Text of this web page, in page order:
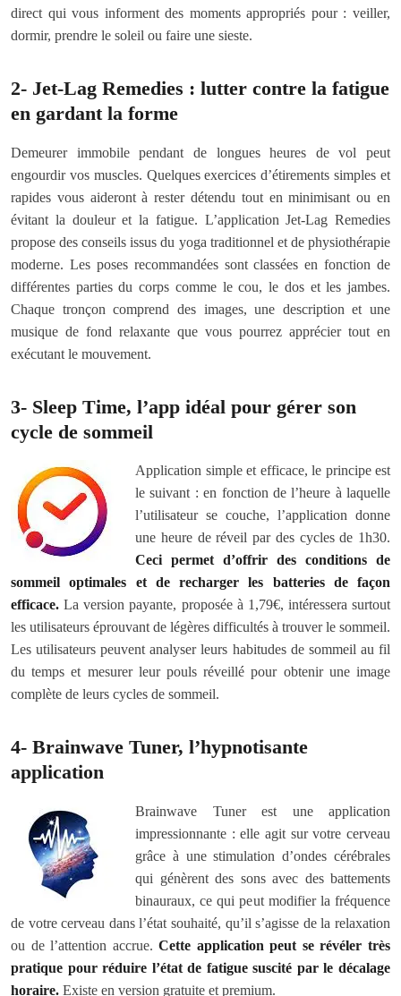
direct qui vous informent des moments appropriés pour : veiller,
dormir, prendre le soleil ou faire une sieste.
2- Jet-Lag Remedies : lutter contre la fatigue
en gardant la forme
Demeurer immobile pendant de longues heures de vol peut
engourdir vos muscles. Quelques exercices d’étirements simples et
rapides vous aideront à rester détendu tout en minimisant ou en
évitant la douleur et la fatigue. L’application Jet-Lag Remedies
propose des conseils issus du yoga traditionnel et de physiothérapie
moderne. Les poses recommandées sont classées en fonction de
différentes parties du corps comme le cou, le dos et les jambes.
Chaque tronçon comprend des images, une description et une
musique de fond relaxante que vous pourrez apprécier tout en
exécutant le mouvement.
3- Sleep Time, l’app idéal pour gérer son
cycle de sommeil
Application simple et efficace, le principe est
le suivant : en fonction de l’heure à laquelle
l’utilisateur se couche, l’application donne
une heure de réveil par des cycles de 1h30.
Ceci permet d’offrir des conditions de
sommeil optimales et de recharger les batteries de façon
efficace. La version payante, proposée à 1,79€, intéressera surtout
les utilisateurs éprouvant de légères difficultés à trouver le sommeil.
Les utilisateurs peuvent analyser leurs habitudes de sommeil au fil
du temps et mesurer leur pouls réveillé pour obtenir une image
complète de leurs cycles de sommeil.
4- Brainwave Tuner, l’hypnotisante
application
Brainwave Tuner est une application
impressionnante : elle agit sur votre cerveau
grâce à une stimulation d’ondes cérébrales
qui génèrent des sons avec des battements
binauraux, ce qui peut modifier la fréquence
de votre cerveau dans l’état souhaité, qu’il s’agisse de la relaxation
ou de l’attention accrue. Cette application peut se révéler très
pratique pour réduire l’état de fatigue suscité par le décalage
horaire. Existe en version gratuite et premium.